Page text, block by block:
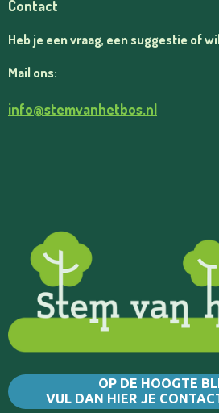
T
G
A
D
Contact
Heb je een vraag, een suggestie of
Mail ons:
info@stemvanhetbos.nl
OP DE HOOGTE
VUL DAN HIER JE